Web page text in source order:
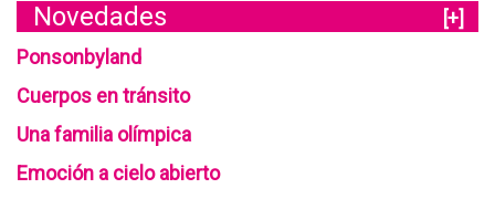
Novedades
[+]
Ponsonbyland
Cuerpos en tránsito
Una familia olímpica
Emoción a cielo abierto